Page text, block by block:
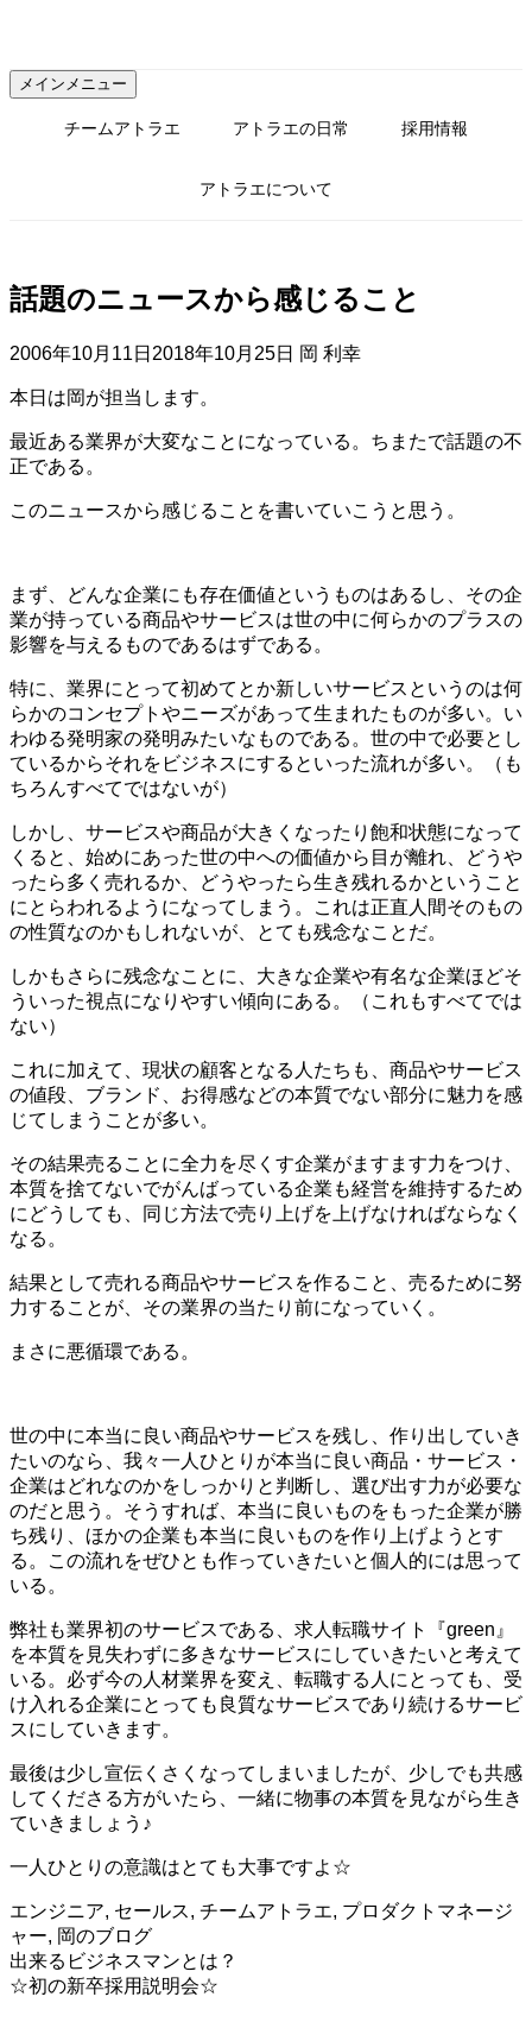
テ
ン
メインメニュー
チームアトラエ アトラエの日常 採用情報
アトラエについて
話題のニュースから感じること
2006年10月11日 2018年10月25日 岡 利幸
本日は岡が担当します。
最近ある業界が大変なことになっている。ちまたで話題の不
正である。
このニュースから感じることを書いていこうと思う。
まず、どんな企業にも存在価値というものはあるし、その企
業が持っている商品やサービスは世の中に何らかのプラスの
影響を与えるものであるはずである。
特に、業界にとって初めてとか新しいサービスというのは何
らかのコンセプトやニーズがあって生まれたものが多い。い
わゆる発明家の発明みたいなものである。世の中で必要とし
ているからそれをビジネスにするといった流れが多い。（も
ちろんすべてではないが）
しかし、サービスや商品が大きくなったり飽和状態になって
くると、始めにあった世の中への価値から目が離れ、どうや
ったら多く売れるか、どうやったら生き残れるかということ
にとらわれるようになってしまう。これは正直人間そのもの
の性質なのかもしれないが、とても残念なことだ。
しかもさらに残念なことに、大きな企業や有名な企業ほどそ
ういった視点になりやすい傾向にある。（これもすべてでは
ない）
これに加えて、現状の顧客となる人たちも、商品やサービス
の値段、ブランド、お得感などの本質でない部分に魅力を感
じてしまうことが多い。
その結果売ることに全力を尽くす企業がますます力をつけ、
本質を捨てないでがんばっている企業も経営を維持するため
にどうしても、同じ方法で売り上げを上げなければならなく
なる。
結果として売れる商品やサービスを作ること、売るために努
力することが、その業界の当たり前になっていく。
まさに悪循環である。
世の中に本当に良い商品やサービスを残し、作り出していき
たいのなら、我々一人ひとりが本当に良い商品・サービス・
企業はどれなのかをしっかりと判断し、選び出す力が必要な
のだと思う。そうすれば、本当に良いものをもった企業が勝
ち残り、ほかの企業も本当に良いものを作り上げようとす
る。この流れをぜひとも作っていきたいと個人的には思って
いる。
弊社も業界初のサービスである、 求人 転職サイト
『green』
を本質を見失わずに多きなサービスにしていきたいと考えて
いる。必ず今の人材業界を変え、転職する人にとっても、受
け入れる企業にとっても良質なサービスであり続けるサービ
スにしていきます。
最後は少し宣伝くさくなってしまいましたが、少しでも共感
してくださる方がいたら、一緒に物事の本質を見ながら生き
ていきましょう♪
一人ひとりの意識はとても大事ですよ☆
エンジニア, セールス, チームアトラエ, プロダクトマネージ
ャー, 岡のブログ
投
稿
出来るビジネスマンとは？
☆初の新卒採用説明会☆